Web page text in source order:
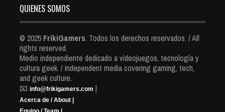
QUIENES SOMOS
© 2025 FrikiGamers. Todos los derechos reservados. / All
rights reserved.
Medio independiente dedicado a videojuegos, tecnología y
cultura geek. / Independent media covering gaming, tech,
and geek culture.
📧 info@frikigamers.com |
Acerca de / About |